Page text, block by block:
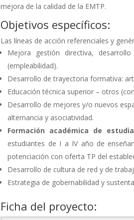
mejora de la calidad de la EMTP.
Objetivos específicos:
Las líneas de acción referenciales y
Mejora gestión directiva,
(empleabilidad).
Desarrollo de trayectoria formativa:
Educación técnica superior – otros
Desarrollo de mejores y/o nuevos
alternancia y asociatividad.
Formación académica de
estudiantes de I a IV año de
potenciación con oferta TP del
Desarrollo de cultura de red y de
Estrategia de gobernabilidad y
Ficha del proyecto: